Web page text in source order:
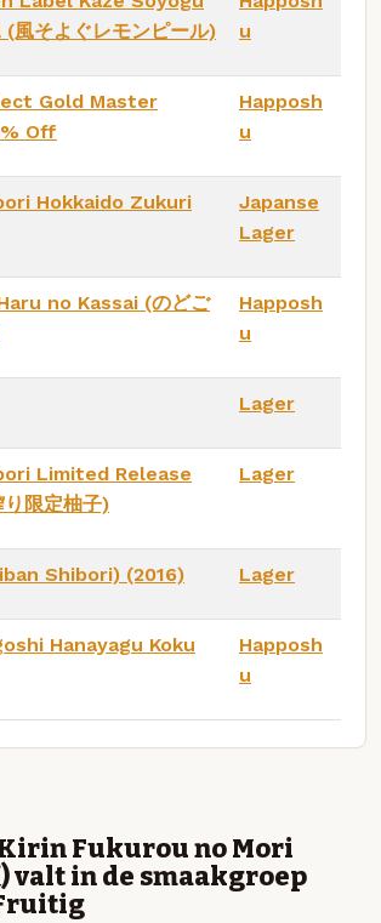
風そよぐレモンピール)
u
Gold Master
Off
Happosh
u
Hokkaido Zukuri
Japanse
Lager
no Kassai (のどご
Happosh
u
Lager
Limited Release
限定柚子)
Lager
Shibori) (2016) Lager
Hanayagu Koku
Happosh
u
Fukurou no Mori
valt in de smaakgroep